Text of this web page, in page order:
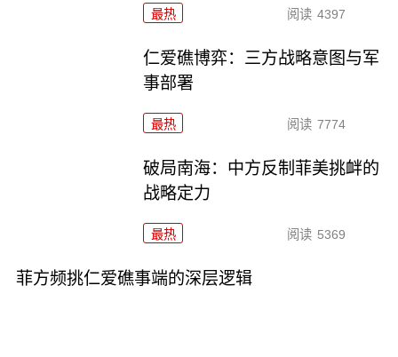
最热 阅读 4397
仁爱礁博弈：三方战略意图与军
事部署
最热 阅读 7774
破局南海：中方反制菲美挑衅的
战略定力
最热 阅读 5369
菲方频挑仁爱礁事端的深层逻辑